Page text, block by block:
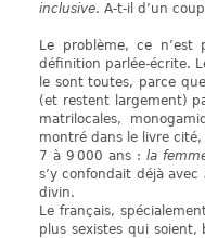
inclusive. A-t-il d’un
Le problème, ce n’est
définition parlée-écrite.
le sont toutes, parce
(et restent largement)
matrilocales,
montré dans le livre
7 à 9 000 ans : la
s’y confondait déjà avec
divin.
Le français,
plus sexistes qui soient,